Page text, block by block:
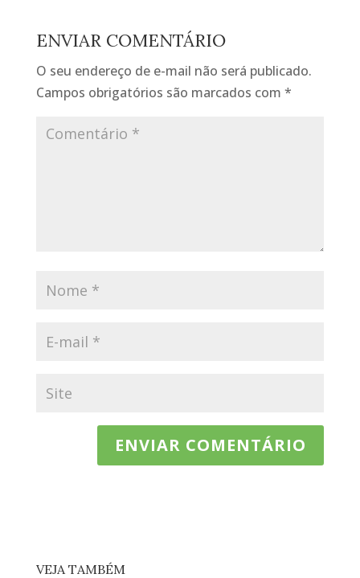
ENVIAR COMENTÁRIO
O seu endereço de e-mail não será publicado.
Campos obrigatórios são marcados com *
VEJA TAMBÉM